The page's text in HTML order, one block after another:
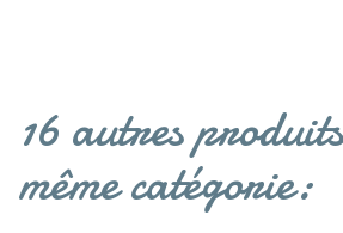
16 autres
même catégorie: